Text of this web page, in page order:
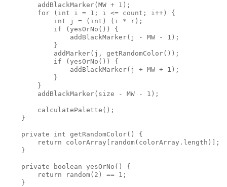
        addBlackMarker(MW + 1);
        for (int i = 1; i <= count; i++) {
            int j = (int) (i * r);
            if (yesOrNo()) {
                addBlackMarker(j - MW - 1);
            }
            addMarker(j, getRandomColor());
            if (yesOrNo()) {
                addBlackMarker(j + MW + 1);
            }
        }
        addBlackMarker(size - MW - 1);
        calculatePalette();
    }
    private int getRandomColor() {
        return colorArray[random(colorArray.length)];
    }
    private boolean yesOrNo() {
        return random(2) == 1;
    }